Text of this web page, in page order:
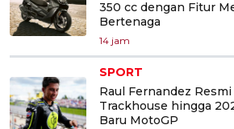
350 cc dengan Fitur
Bertenaga
14 jam
SPORT
Raul Fernandez
Trackhouse hingga
Baru MotoGP